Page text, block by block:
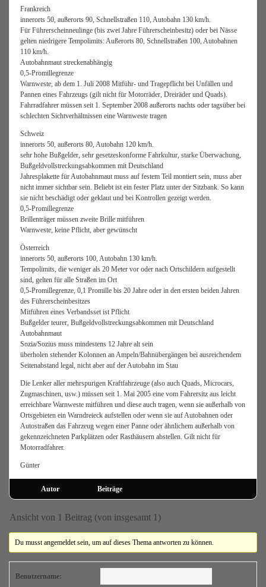
Frankreich
innerorts 50, außerorts 90, Schnellstraßen 110, Autobahn 130 km/h.
Für Führerscheinneulinge (bis zwei Jahre Führerscheinbesitz) oder bei Nässe
gelten niedrigere Tempolimits: Außerorts 80, Schnellstraßen 100, Autobahnen
110 km/h.
Autobahnmaut streckenabhängig
0,5-Promillegrenze
Warnweste, ab dem 1. Juli 2008 Mitführ- und Tragepflicht bei Unfällen und
Pannen eines Fahrzeugs (gilt nicht für Motorräder, Dreiräder und Quads).
Fahrradfahrer müssen seit 1. September 2008 außerorts nachts oder tagsüber bei
schlechten Sichtverhältnissen eine Warnweste tragen
Schweiz
innerorts 50, außerorts 80, Autobahn 120 km/h.
sehr hohe Bußgelder, sehr gesetzeskonforme Fahrkultur, starke Überwachung,
Bußgeldvollstreckungsabkommen mit Deutschland
Jahresplakette für Autobahnmaut muss auf festem Teil montiert sein, muss aber
nicht immer sichtbar sein. Beliebt ist ein fester Platz unter der Sitzbank. So kann
sie nicht beschädigt oder geklaut und bei Kontrollen gezeigt werden.
0,5-Promillegrenze
Brillenträger müssen zweite Brille mitführen
Warnweste, keine Pflicht, aber gewünscht
Österreich
innerorts 50, außerorts 100, Autobahn 130 km/h.
Tempolimits, die weniger als 20 Meter vor oder nach Ortschildern aufgestellt
sind, gelten für alle Straßen im Ort
0,5-Promillegrenze, 0,1 Promille bis 20 Jahre oder in den ersten beiden Jahren
des Führerscheinbesitzes
Mitführen eines Verbandsset ist Pflicht
Bußgelder teurer, Bußgeldvollstreckungsabkommen mit Deutschland
Autobahnmaut
Sozia/Sozius muss mindestens 12 Jahre alt sein
überholen stehender Kolonnen an Ampeln/Bahnübergängen bei ausreichendem
Seitenabstand legal, nicht aber auf der Autobahn im Stau
Die Lenker aller mehrspurigen Kraftfahrzeuge (also auch Quads, Microcars,
Zugmaschinen, usw.) müssen seit 1. Mai 2005 eine vom Fahrersitz aus leicht
erreichbare Warnweste mitführen und diese auch tragen, wenn sie außerhalb von
Ortsgebieten ein Warndreieck aufstellen oder wenn sie auf Autobahnen oder
Autostraßen das Fahrzeug wegen einer Panne oder ähnlichem außerhalb von
gekennzeichneten Parkplätzen oder Rasthäusern abstellen. Gilt nicht für
Motorradfahrer.
Günter
Autor Beiträge
Ansicht von 1 Beitrag (von insgesamt 1)
Du musst angemeldet sein, um auf dieses Thema antworten zu können.
Benutzername: